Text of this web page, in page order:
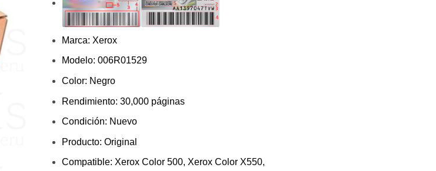
Marca: Xerox
Modelo: 006R01529
Color: Negro
Rendimiento: 30,000 páginas
Condición: Nuevo
Producto: Original
Compatible: Xerox Color 500, Xerox Color X550,